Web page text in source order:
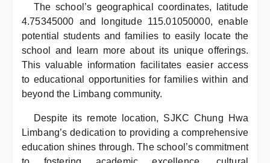
The school’s geographical coordinates, latitude
4.75345000 and longitude 115.01050000, enable
potential students and families to easily locate the
school and learn more about its unique offerings.
This valuable information facilitates easier access
to educational opportunities for families within and
beyond the Limbang community.
Despite its remote location, SJKC Chung Hwa
Limbang’s dedication to providing a comprehensive
education shines through. The school’s commitment